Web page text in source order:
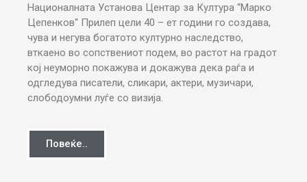
Националната Установа Центар за Култура “Марко
Цепенков“ Прилеп цели 40 – ет години го создава,
чува и негува богатото културно наследство,
вткаено во сопствениот подем, во растот на градот
кој неуморно покажува и докажува дека раѓа и
одгледува писатели, сликари, актери, музичари,
слободоумни луѓе со визија.
Повеќе..